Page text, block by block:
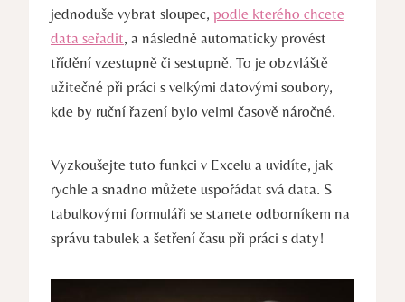
jednoduše vybrat sloupec, podle kterého chcete
data seřadit, a následně automaticky provést
třídění vzestupně či sestupně. To je obzvláště
užitečné při práci s velkými datovými soubory,
kde by ruční řazení bylo velmi časově náročné.
Vyzkoušejte tuto funkci v Excelu a uvidíte, jak
rychle a snadno můžete uspořádat svá data. S
tabulkovými formuláři se stanete odborníkem na
správu tabulek a šetření času při práci s daty!